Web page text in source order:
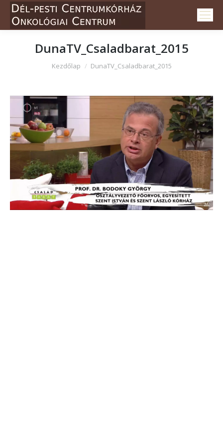
DunaTV_Csaladbarat_2015
Itt vagy:
Kezdőlap DunaTV_Csaladbarat_2015